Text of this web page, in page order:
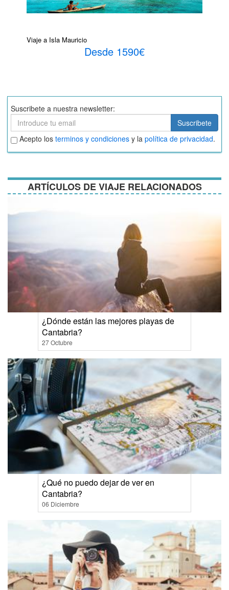
Viaje a Isla Mauricio
Desde 1590€
Suscribete a nuestra newsletter:
Suscribete
Suscribete
Aceptar
términos
y
Acepto los terminos y condiciones y la política de privacidad.
ARTÍCULOS DE VIAJE RELACIONADOS
¿Dónde están las mejores playas de
Cantabria?
27 Octubre
¿Qué no puedo dejar de ver en
Cantabria?
06 Diciembre